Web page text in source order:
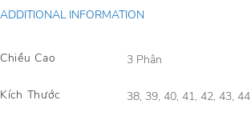
ADDITIONAL INFORMATION
Chiều Cao 3 Phân
Kích Thước 38, 39, 40, 41, 42, 43, 44